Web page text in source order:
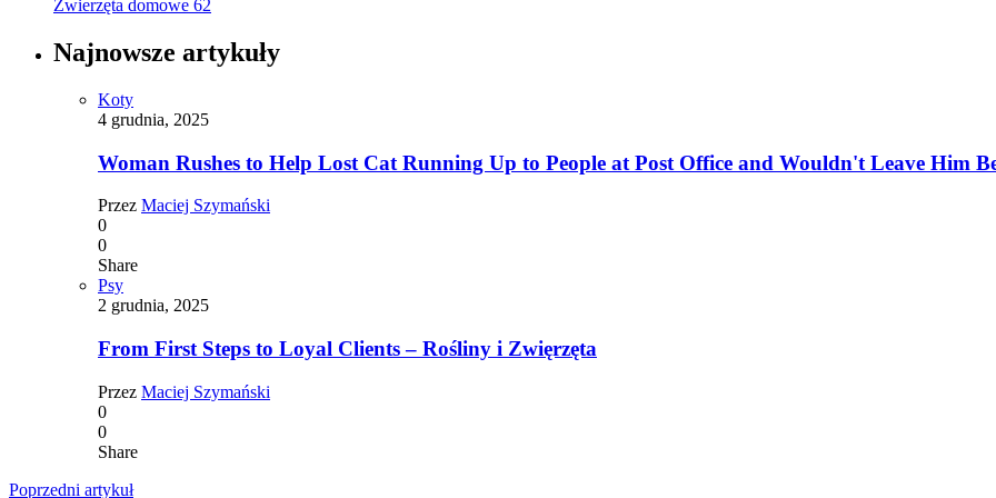
Zwierzęta domowe 62
Najnowsze artykuły
Koty
4 grudnia, 2025
Woman Rushes to Help Lost Cat Running Up to People at Post Office and Wouldn't Leave Him
Przez Maciej Szymański
0
0
Share
Psy
2 grudnia, 2025
From First Steps to Loyal Clients – Rośliny i Zwięrzęta
Przez Maciej Szymański
0
0
Share
Poprzedni artykuł